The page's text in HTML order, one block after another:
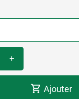
+
Ajouter